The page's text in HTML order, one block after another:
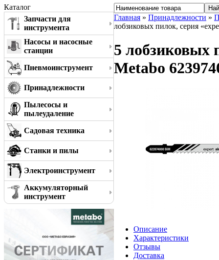
Каталог
Запчасти для
инструмента
Насосы и насосные
станции
Пневмоинструмент
Принадлежности
Пылесосы и
пылеудаление
Садовая техника
Станки и пилы
Электроинструмент
Аккумуляторный
инструмент
Главная » Принадлежности »
лобзиковых пилок, серия
5 лобзиковых
Metabo
Описание
Характеристики
Отзывы
Доставка